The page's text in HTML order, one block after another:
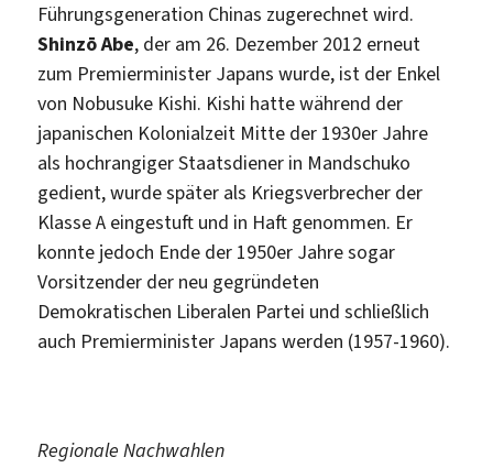
Führungsgeneration Chinas zugerechnet wird.
Shinzō Abe, der am 26. Dezember 2012 erneut
zum Premierminister Japans wurde, ist der Enkel
von Nobusuke Kishi. Kishi hatte während der
japanischen Kolonialzeit Mitte der 1930er Jahre
als hochrangiger Staatsdiener in Mandschuko
gedient, wurde später als Kriegsverbrecher der
Klasse A eingestuft und in Haft genommen. Er
konnte jedoch Ende der 1950er Jahre sogar
Vorsitzender der neu gegründeten
Demokratischen Liberalen Partei und schließlich
auch Premierminister Japans werden (1957-1960).
Regionale Nachwahlen